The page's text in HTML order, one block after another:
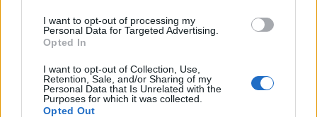
I want to opt-out of processing my
Personal Data for Targeted Advertising.
Opted In
I want to opt-out of Collection, Use,
Retention, Sale, and/or Sharing of my
Personal Data that Is Unrelated with the
Purposes for which it was collected.
Opted Out